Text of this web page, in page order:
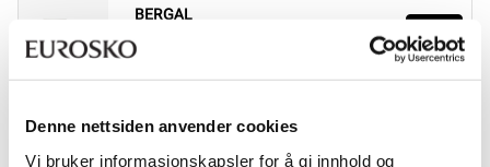
Denne nettsiden anvender cookies
Vi bruker informasjonskapsler for å gi innhold og
BERGAL
Pris
99,-
Fresh & Silk fotspray
Pris
99,-